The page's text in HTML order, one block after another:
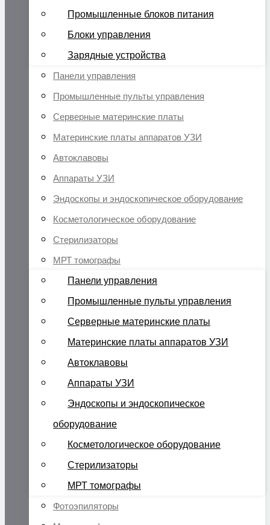
Промышленные блоков питания
Блоки управления
Зарядные устройства
Панели управления
Промышленные пульты управления
Серверные материнские платы
Материнские платы аппаратов УЗИ
Автоклавовы
Аппараты УЗИ
Эндоскопы и эндоскопическое оборудование
Косметологическое оборудование
Стерилизаторы
МРТ томографы
Панели управления
Промышленные пульты управления
Серверные материнские платы
Материнские платы аппаратов УЗИ
Автоклавовы
Аппараты УЗИ
Эндоскопы и эндоскопическое
оборудование
Косметологическое оборудование
Стерилизаторы
МРТ томографы
Фотоэпиляторы